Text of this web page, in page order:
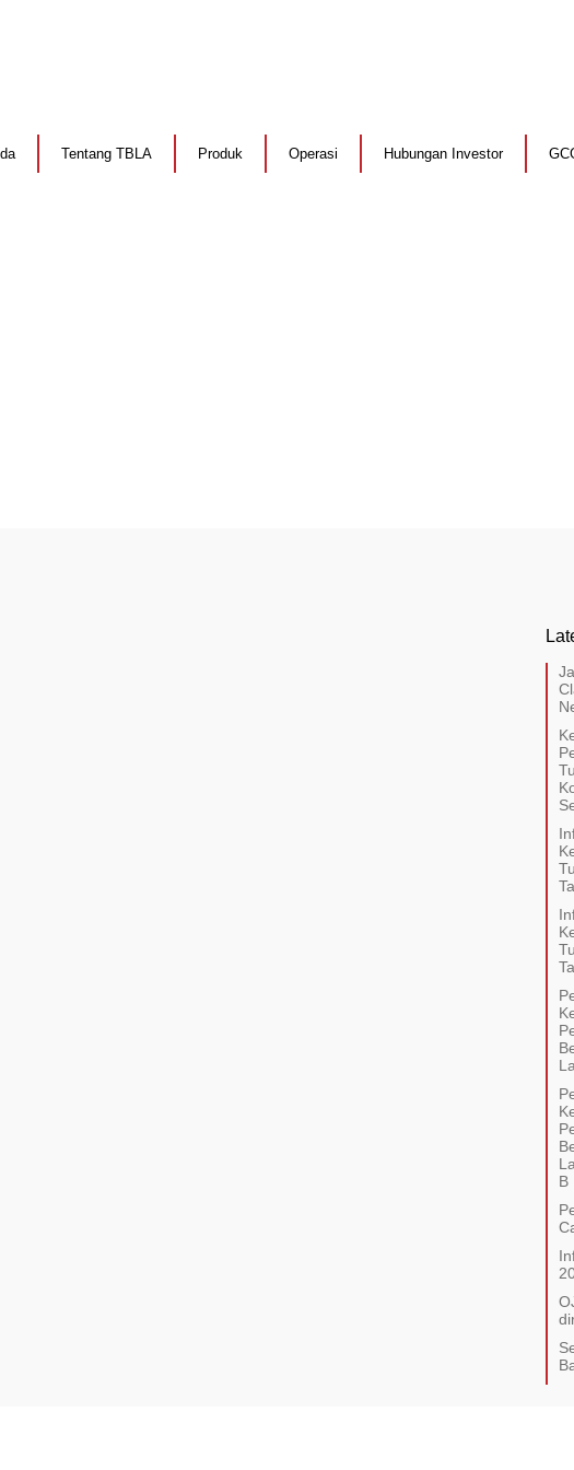
Tentang TBLA Produk Operasi Hubungan Investor
B